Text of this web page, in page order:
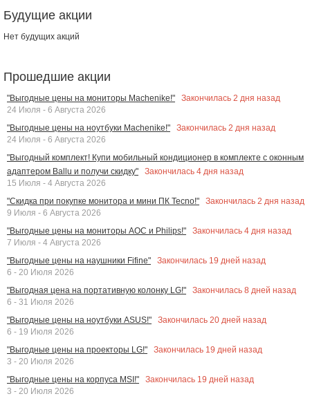
Будущие акции
Нет будущих акций
Прошедшие акции
"Выгодные цены на мониторы Machenike!" Закончилась 2 дня назад
24 Июля - 6 Августа 2026
"Выгодные цены на ноутбуки Machenike!"
Закончилась 2 дня назад
24 Июля - 6 Августа 2026
"Выгодный комплект! Купи мобильный кондиционер в комплекте с оконным
адаптером Ballu и получи скидку"
Закончилась 4 дня назад
15 Июля - 4 Августа 2026
"Скидка при покупке монитора и мини ПК Tecno!"
Закончилась 2 дня назад
9 Июля - 6 Августа 2026
"Выгодные цены на мониторы AOC и Philips!"
Закончилась 4 дня назад
7 Июля - 4 Августа 2026
"Выгодные цены на наушники Fifine"
Закончилась 19 дней назад
6 - 20 Июля 2026
"Выгодная цена на портативную колонку LG!"
Закончилась 8 дней назад
6 - 31 Июля 2026
"Выгодные цены на ноутбуки ASUS!"
Закончилась 20 дней назад
6 - 19 Июля 2026
"Выгодные цены на проекторы LG!"
Закончилась 19 дней назад
3 - 20 Июля 2026
"Выгодные цены на корпуса MSI!"
Закончилась 19 дней назад
3 - 20 Июля 2026